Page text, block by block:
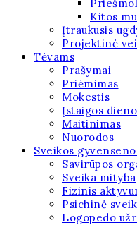
Kitos
Įtraukusis
Projektinė
Tėvams
Prašymai
Priėmimas
Mokestis
Įstaigos
Maitinimas
Nuorodos
Sveikos
Savirūpos
Sveika mityba
Fizinis
Psichinė
Logopedo